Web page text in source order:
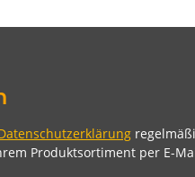
Produktsortiment per E-